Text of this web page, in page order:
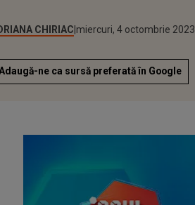
CHIRIAC Publicat:
miercuri, 4 octombrie 2023
ne ca sursă preferată în Google